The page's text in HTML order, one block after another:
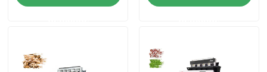
Contacts